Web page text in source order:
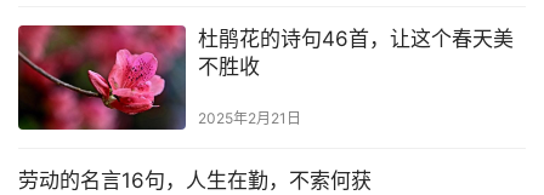
杜鹃花的诗句46首，让这个春天美
不胜收
2025年2月21日
劳动的名言16句，人生在勤，不索何获